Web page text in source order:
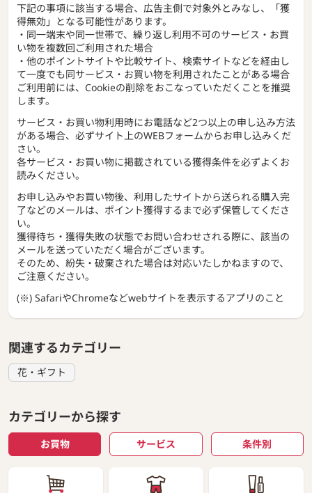
下記の事項に該当する場合、広告主側で対象外とみなし、「獲
得無効」となる可能性があります。
・同一端末や同一世帯で、繰り返し利用不可のサービス・お買
い物を複数回ご利用された場合
・他のポイントサイトや比較サイト、検索サイトなどを経由し
て一度でも同サービス・お買い物を利用されたことがある場合
ご利用前には、Cookieの削除をおこなっていただくことを推奨
します。
サービス・お買い物利用時にお電話など2つ以上の申し込み方法
がある場合、必ずサイト上のWEBフォームからお申し込みくだ
さい。
各サービス・お買い物に掲載されている獲得条件を必ずよくお
読みください。
お申し込みやお買い物後、利用したサイトから送られる購入完
了などのメールは、ポイント獲得するまで必ず保管してくださ
い。
獲得待ち・獲得失敗の状態でお問い合わせされる際に、該当の
メールを送っていただく場合がございます。
そのため、紛失・破棄された場合は対応いたしかねますので、
ご注意ください。
(※) SafariやChromeなどwebサイトを表示するアプリのこと
関連するカテゴリー
花・ギフト
カテゴリーから探す
お買物 サービス 条件別